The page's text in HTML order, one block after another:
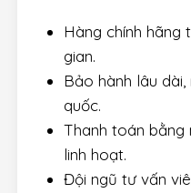
Hàng chính hãng
gian.
Bảo hành lâu
quốc.
Thanh toán bằng
linh hoạt.
Đội ngũ tư vấn